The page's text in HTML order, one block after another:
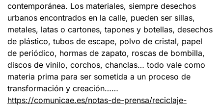
contemporánea. Los materiales, siempre desechos
urbanos encontrados en la calle, pueden ser sillas,
metales, latas o cartones, tapones y botellas, desechos
de plástico, tubos de escape, polvo de cristal, papel
de periódico, hormas de zapato, roscas de bombilla,
discos de vinilo, corchos, chanclas… todo vale como
materia prima para ser sometida a un proceso de
transformación y creación……
https://comunicae.es/notas-de-prensa/reciclaje-